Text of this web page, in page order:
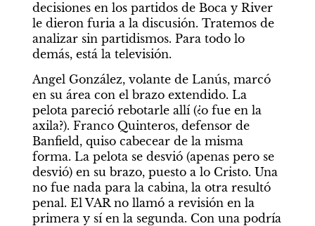
decisiones en los partidos de Boca y River
le dieron furia a la discusión. Tratemos de
analizar sin partidismos. Para todo lo
demás, está la televisión.
Angel González, volante de Lanús, marcó
en su área con el brazo extendido. La
pelota pareció rebotarle allí (¿o fue en la
axila?). Franco Quinteros, defensor de
Banfield, quiso cabecear de la misma
forma. La pelota se desvió (apenas pero se
desvió) en su brazo, puesto a lo Cristo. Una
no fue nada para la cabina, la otra resultó
penal. El VAR no llamó a revisión en la
primera y sí en la segunda. Con una podría